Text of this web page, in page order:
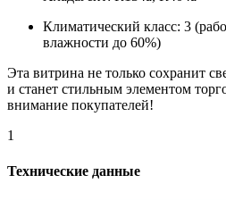
Климатический класс: 3
влажности до 60%)
Эта витрина не только сохранит
и станет стильным элементом
внимание покупателей!
1
Технические данные